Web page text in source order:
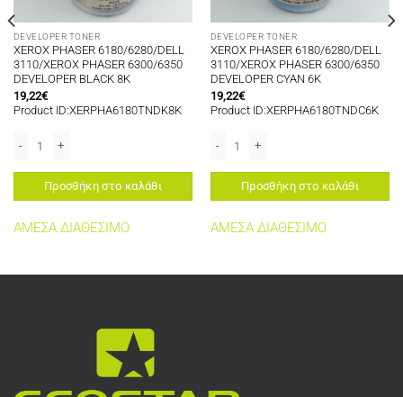
DEVELOPER TONER
XEROX PHASER 6180/6280/DELL
3110/XEROX PHASER 6300/6350
DEVELOPER BLACK 8K
19,22€
Product ID:XERPHA6180TNDK8K
Προσθήκη στο καλάθι
ΑΜΕΣΑ ΔΙΑΘΕΣΙΜΟ
DEVELOPER TONER
XEROX PHASER 6180/6280/DELL
3110/XEROX PHASER 6300/6350
DEVELOPER CYAN 6K
19,22€
Product ID:XERPHA6180TNDC6K
Προσθήκη στο καλάθι
ΑΜΕΣΑ ΔΙΑΘΕΣΙΜΟ